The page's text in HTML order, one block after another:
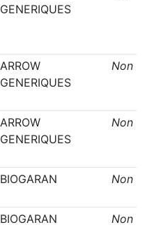
GENERIQUES
ARROW
GENERIQUES
Non
ARROW
GENERIQUES
Non
BIOGARAN Non
BIOGARAN Non